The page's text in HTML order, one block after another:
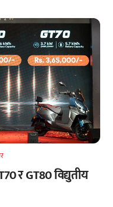
र GT80 विद्युतीय